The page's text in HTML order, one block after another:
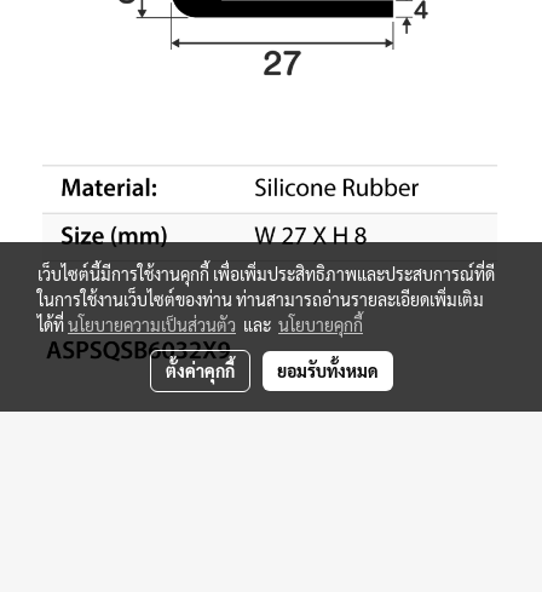
เว็บไซต์นี้มีการใช้งานคุกกี้ เพื่อเพิ่มประสิทธิภาพและประสบการณ์ที่ดี
ในการใช้งานเว็บไซต์ของท่าน ท่านสามารถอ่านรายละเอียดเพิ่มเติม
ได้ที่นโยบายความเป็นส่วนตัว และ นโยบายคุกกี้
ตั้งค่าคุกกี้ ยอมรับทั้งหมด